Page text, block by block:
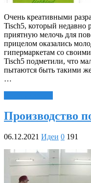
Очень креативными
Tisch5, который недавно
приятную мелочь для
прицелом оказались
гипермаркетам со
Tisch5 подметили, что
пытаются быть такими
…
Производство
06.12.2021 Идеи 0 191